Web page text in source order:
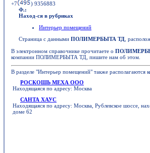
+7
) 9356883
Ф.:
Наход-ся в рубриках
Интерьер помещений
Страница с данными ПОЛИМЕРБЫТА ТД ,
В электронном справочнике прочитаете о
компании ПОЛИМЕРБЫТА ТД, пишите нам об этом.
В разделе "Интерьер помещений" также располагаются
РОСКОШЬ МЕХА ООО
Находящаяся по адресу: Москва
САНТА ХАУС
Находящаяся по адресу: Москва, Рублевское шоссе,
доме 62